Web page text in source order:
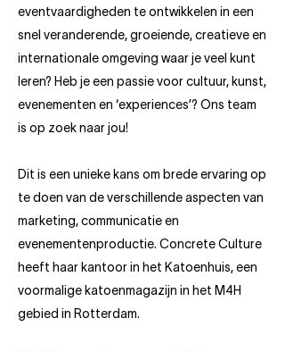
eventvaardigheden te ontwikkelen in een
snel veranderende, groeiende, creatieve en
internationale omgeving waar je veel kunt
leren? Heb je een passie voor cultuur, kunst,
evenementen en ‘experiences’? Ons team
is op zoek naar jou!
Dit is een unieke kans om brede ervaring op
te doen van de verschillende aspecten van
marketing, communicatie en
evenementenproductie. Concrete Culture
heeft haar kantoor in het Katoenhuis, een
voormalige katoenmagazijn in het M4H
gebied in Rotterdam.